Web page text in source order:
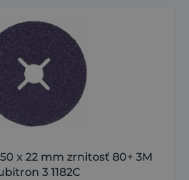
x 22 mm zrnitosť 80+ 3M
3 1182C